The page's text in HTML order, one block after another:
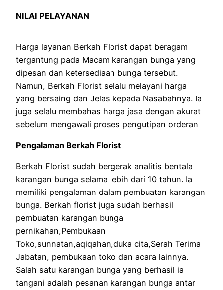
NILAI PELAYANAN
Harga layanan Berkah Florist dapat beragam
tergantung pada Macam karangan bunga yang
dipesan dan ketersediaan bunga tersebut.
Namun, Berkah Florist selalu melayani harga
yang bersaing dan Jelas kepada Nasabahnya. Ia
juga selalu membahas harga jasa dengan akurat
sebelum mengawali proses pengutipan orderan
Pengalaman Berkah Florist
Berkah Florist sudah bergerak analitis bentala
karangan bunga selama lebih dari 10 tahun. Ia
memiliki pengalaman dalam pembuatan karangan
bunga. Berkah florist juga sudah berhasil
pembuatan karangan bunga
pernikahan,Pembukaan
Toko,sunnatan,aqiqahan,duka cita,Serah Terima
Jabatan, pembukaan toko dan acara lainnya.
Salah satu karangan bunga yang berhasil ia
tangani adalah pesanan karangan bunga antar